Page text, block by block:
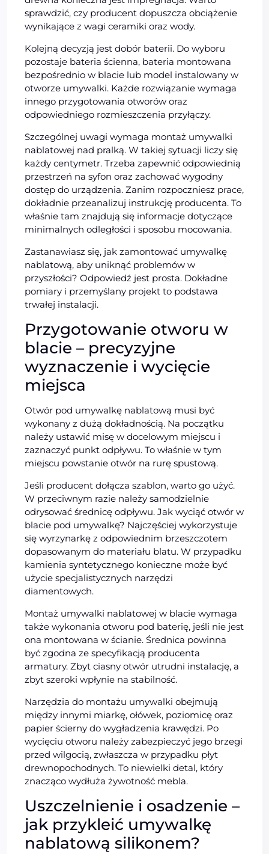
sprawdzić, czy producent dopuszcza obciążenie
wynikające z wagi ceramiki oraz wody.
Kolejną decyzją jest dobór baterii. Do wyboru
pozostaje bateria ścienna, bateria montowana
bezpośrednio w blacie lub model instalowany w
otworze umywalki. Każde rozwiązanie wymaga
innego przygotowania otworów oraz
odpowiedniego rozmieszczenia przyłączy.
Szczególnej uwagi wymaga montaż umywalki
nablatowej nad pralką. W takiej sytuacji liczy się
każdy centymetr. Trzeba zapewnić odpowiednią
przestrzeń na syfon oraz zachować wygodny
dostęp do urządzenia. Zanim rozpoczniesz prace,
dokładnie przeanalizuj instrukcję producenta. To
właśnie tam znajdują się informacje dotyczące
minimalnych odległości i sposobu mocowania.
Zastanawiasz się, jak zamontować umywalkę
nablatową, aby uniknąć problemów w
przyszłości? Odpowiedź jest prosta. Dokładne
pomiary i przemyślany projekt to podstawa
trwałej instalacji.
Przygotowanie otworu w
blacie – precyzyjne
wyznaczenie i wycięcie
miejsca
Otwór pod umywalkę nablatową musi być
wykonany z dużą dokładnością. Na początku
należy ustawić misę w docelowym miejscu i
zaznaczyć punkt odpływu. To właśnie w tym
miejscu powstanie otwór na rurę spustową.
Jeśli producent dołącza szablon, warto go użyć.
W przeciwnym razie należy samodzielnie
odrysować średnicę odpływu. Jak wyciąć otwór w
blacie pod umywalkę? Najczęściej wykorzystuje
się wyrzynarkę z odpowiednim brzeszczotem
dopasowanym do materiału blatu. W przypadku
kamienia syntetycznego konieczne może być
użycie specjalistycznych narzędzi
diamentowych.
Montaż umywalki nablatowej w blacie wymaga
także wykonania otworu pod baterię, jeśli nie jest
ona montowana w ścianie. Średnica powinna
być zgodna ze specyfikacją producenta
armatury. Zbyt ciasny otwór utrudni instalację, a
zbyt szeroki wpłynie na stabilność.
Narzędzia do montażu umywalki obejmują
między innymi miarkę, ołówek, poziomicę oraz
papier ścierny do wygładzenia krawędzi. Po
wycięciu otworu należy zabezpieczyć jego brzegi
przed wilgocią, zwłaszcza w przypadku płyt
drewnopochodnych. To niewielki detal, który
znacząco wydłuża żywotność mebla.
Uszczelnienie i osadzenie –
jak przykleić umywalkę
nablatową silikonem?